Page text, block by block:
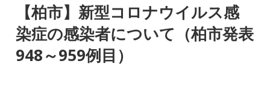
【柏市】新型コロナウイルス感
染症の感染者について（柏市発表
948～959例目）